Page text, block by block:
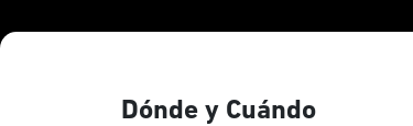
Dónde y Cuándo